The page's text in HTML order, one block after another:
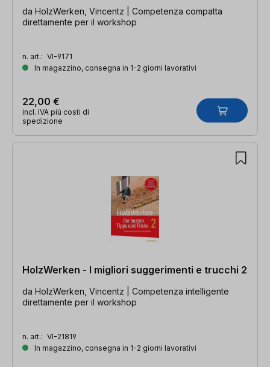
da HolzWerken, Vincentz | Competenza compatta
direttamente per il workshop
n. art.: VI-9171
In magazzino, consegna in 1-2 giorni lavorativi
22,00 €
incl. IVA più costi di
spedizione
HolzWerken - I migliori suggerimenti e trucchi 2
da HolzWerken, Vincentz | Competenza intelligente
direttamente per il workshop
n. art.: VI-21819
In magazzino, consegna in 1-2 giorni lavorativi